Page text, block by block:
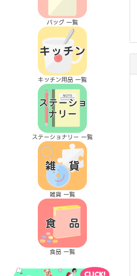
バッグ 一覧
キッチン用品 一覧
ステーショナリー 一覧
雑貨 一覧
食品 一覧